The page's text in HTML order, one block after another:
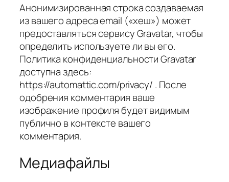
Анонимизированная строка создаваемая
из вашего адреса email («хеш») может
предоставляться сервису Gravatar, чтобы
определить используете ли вы его.
Политика конфиденциальности Gravatar
доступна здесь:
https://automattic.com/privacy/ . После
одобрения комментария ваше
изображение профиля будет видимым
публично в контексте вашего
комментария.
Медиафайлы